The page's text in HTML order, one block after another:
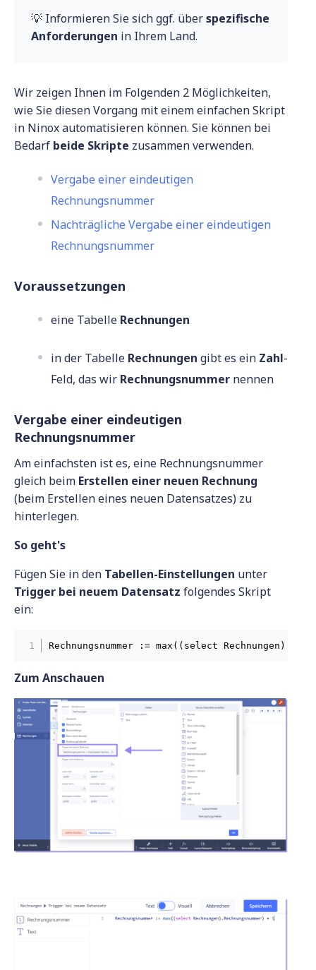
💡 Informieren Sie sich ggf. überspezifische
Anforderungen in Ihrem Land.
Wir zeigen Ihnen im Folgenden 2 Möglichkeiten,
wie Sie diesen Vorgang mit einem einfachen Skript
in Ninox automatisieren können. Sie können bei
Bedarf beide Skripte zusammen verwenden.
Vergabe einer eindeutigen
Rechnungsnummer
Nachträgliche Vergabe einer eindeutigen
Rechnungsnummer
Voraussetzungen
eine Tabelle Rechnungen
in der Tabelle Rechnungen gibt es ein Zahl-
Feld, das wir Rechnungsnummer nennen
Vergabe einer eindeutigen
Rechnungsnummer
Am einfachsten ist es, eine Rechnungsnummer
gleich beim Erstellen einer neuen Rechnung
(beim Erstellen eines neuen Datensatzes) zu
hinterlegen.
So geht's
Fügen Sie in den Tabellen-Einstellungen unter
Trigger bei neuem Datensatz folgendes Skript
ein:
Rechnungsnummer := max((select
Zum Anschauen